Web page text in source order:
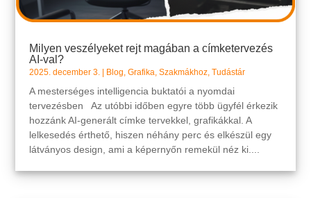
Milyen veszélyeket rejt magában a címketervezés
AI-val?
2025. december 3. Blog,Grafika,Szakmákhoz,Tudástár
A mesterséges intelligencia buktatói a nyomdai
tervezésben Az utóbbi időben egyre több ügyfél érkezik
hozzánk AI-generált címke tervekkel, grafikákkal. A
lelkesedés érthető, hiszen néhány perc és elkészül egy
látványos design, ami a képernyőn remekül néz ki....